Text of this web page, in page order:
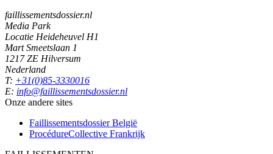
faillissementsdossier.nl
Media Park
Locatie Heideheuvel H1
Mart Smeetslaan 1
1217 ZE Hilversum
Nederland
T: +31(0)85-3330016
E: info@faillissementsdossier.nl
Onze andere sites
Faillissementsdossier België
ProcédureCollective Frankrijk